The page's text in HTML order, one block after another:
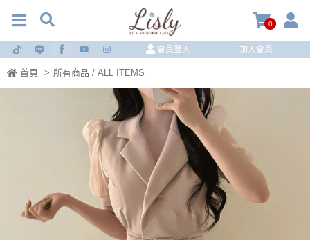
0
會員登入 加入會員
首頁 > 所有商品 / ALL ITEMS